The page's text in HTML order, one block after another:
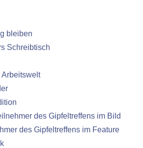
bleiben
Schreibtisch
Arbeitswelt
des Gipfeltreffens im Bild
des Gipfeltreffens im Feature